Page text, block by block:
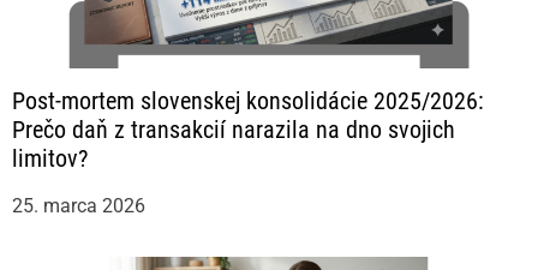
Post-mortem slovenskej konsolidácie 2025/2026:
Prečo daň z transakcií narazila na dno svojich
limitov?
25. marca 2026